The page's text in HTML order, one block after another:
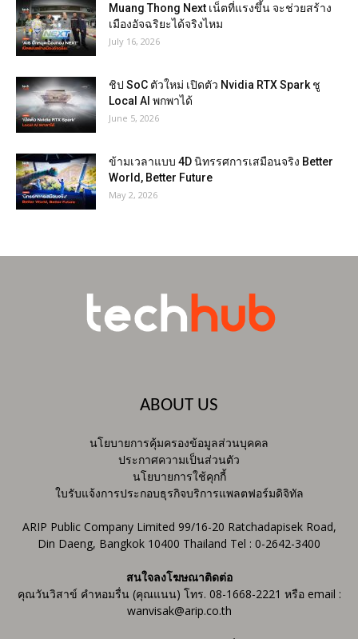
Muang Thong Next เน็ตที่แรงขึ้น จะช่วยสร้าง
เมืองอัจฉริยะได้จริงไหม
July 16, 2026
ชิป SoC ตัวใหม่ เปิดตัว Nvidia RTX Spark ชู
Local AI พกพาได้
June 5, 2026
ข้ามเวลาแบบ 4D นิทรรศการเสมือนจริง Better
World, Better Future
May 2, 2026
ABOUT US
นโยบายการคุ้มครองข้อมูลส่วนบุคคล
ประกาศความเป็นส่วนตัว
นโยบายการใช้คุกกี้
ใบรับแจ้งการประกอบธุรกิจบริการแพลตฟอร์มดิจิทัล
ARIP Public Company Limited 99/16-20 Ratchadapisek Road,
Din Daeng, Bangkok 10400 Thailand Tel : 0-2642-3400
สนใจลงโฆษณาติดต่อ
คุณวันวิสาข์ คำหอมรื่น (คุณแนน) โทร. 08-1668-2221 หรือ email :
wanvisak@arip.co.th